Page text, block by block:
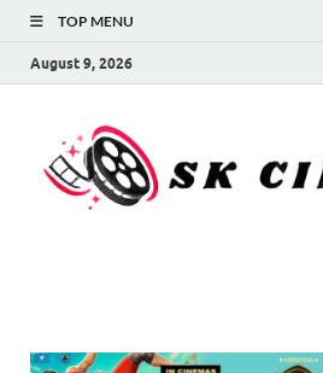
TOP MENU
August 9, 2026